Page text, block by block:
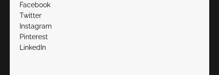
Facebook
Twitter
Instagram
Pinterest
LinkedIn